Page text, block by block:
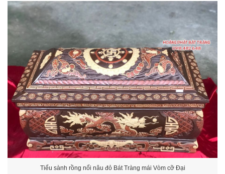
Tiểu sành rồng nổi nâu đỏ Bát Tràng mái Vòm cỡ Đại